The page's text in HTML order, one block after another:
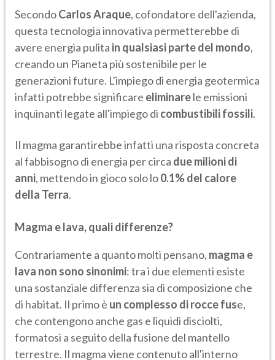
SecondoCarlos Araque, cofondatore dell'azienda,
questa tecnologia innovativa permetterebbe di
avere energia pulita in qualsiasi parte del mondo,
creando un Pianeta più sostenibile per le
generazioni future. L'impiego di energia geotermica
infatti potrebbe significare eliminarele emissioni
inquinanti legate all'impiego di combustibili fossili.
Il magma garantirebbe infatti una risposta concreta
al fabbisogno di energia per circa due milioni di
anni, mettendo in gioco solo lo0.1% del calore
della Terra.
Magma e lava, quali differenze?
Contrariamente a quanto molti pensano, magma e
lava non sono sinonimi: tra i due elementi esiste
una sostanziale differenza sia di composizione che
di habitat. Il primo è un complesso di rocce fuse,
che contengono anche gas e liquidi disciolti,
formatosi a seguito della fusione del mantello
terrestre. Il magma viene contenuto all'interno